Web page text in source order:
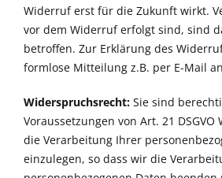
Widerruf erst für die Zukunft wirkt.
vor dem Widerruf erfolgt sind, sind
betroffen. Zur Erklärung des
formlose Mitteilung z.B. per E-Mail
Widerspruchsrecht:Sie sind
Voraussetzungen von Art. 21
die Verarbeitung Ihrer
einzulegen, so dass wir die